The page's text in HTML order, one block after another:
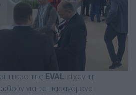
της EVAL είχαν τη
για τα παραγόμενα